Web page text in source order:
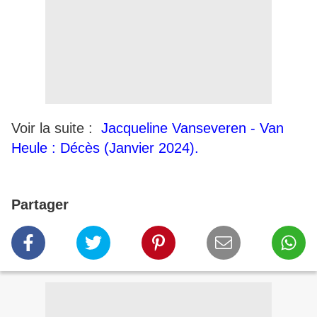
Voir la suite : Jacqueline Vanseveren - Van
Heule : Décès (Janvier 2024).
Partager